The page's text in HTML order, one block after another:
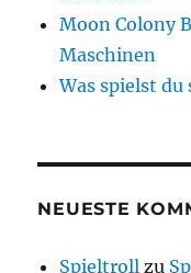
Moon Colony
Maschinen
Was spielst du
NEUESTE
Spieltroll zu